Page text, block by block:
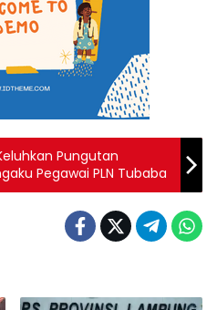
Pungutan
Pegawai PLN Tubaba